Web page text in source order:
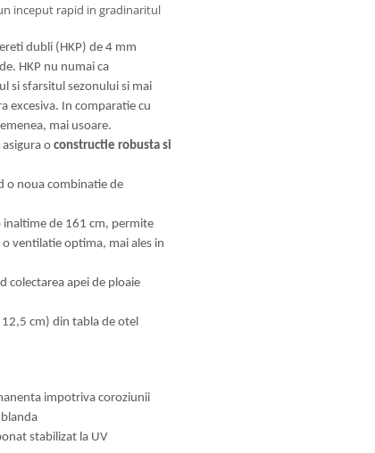
inceput rapid in gradinaritul
dubli (HKP) de 4 mm
HKP nu numai ca
si sfarsitul sezonului si mai
excesiva. In comparatie cu
mai usoare.
o constructie robusta si
o noua combinatie de
inaltime de 161 cm, permite
o ventilatie optima, mai ales in
colectarea apei de ploaie
cm) din tabla de otel
impotriva coroziunii
stabilizat la UV